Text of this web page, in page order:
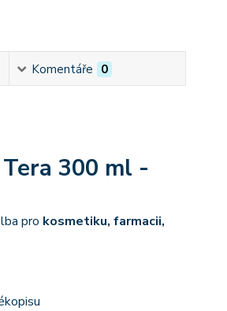
Komentáře 0
300 ml -
pro kosmetiku, farmacii,